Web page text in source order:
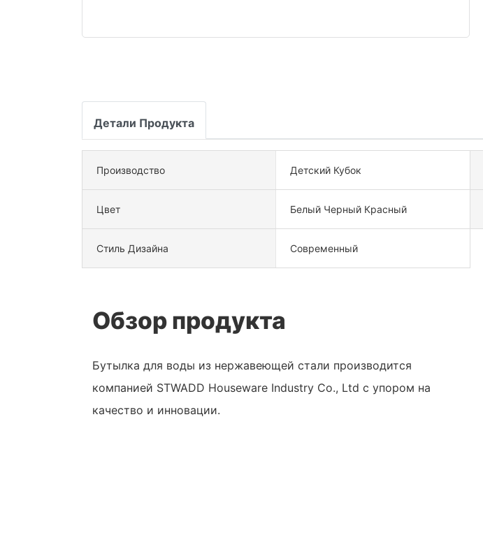
Детали Продукта
Производство Детский Кубок
Цвет Белый Черный Красный
Стиль Дизайна Современный
Обзор продукта
Бутылка для воды из нержавеющей стали производится
компанией STWADD Houseware Industry Co., Ltd с упором на
качество и инновации.